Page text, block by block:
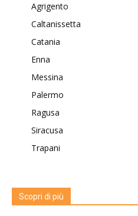
Agrigento
Caltanissetta
Catania
Enna
Messina
Palermo
Ragusa
Siracusa
Trapani
Scopri di più